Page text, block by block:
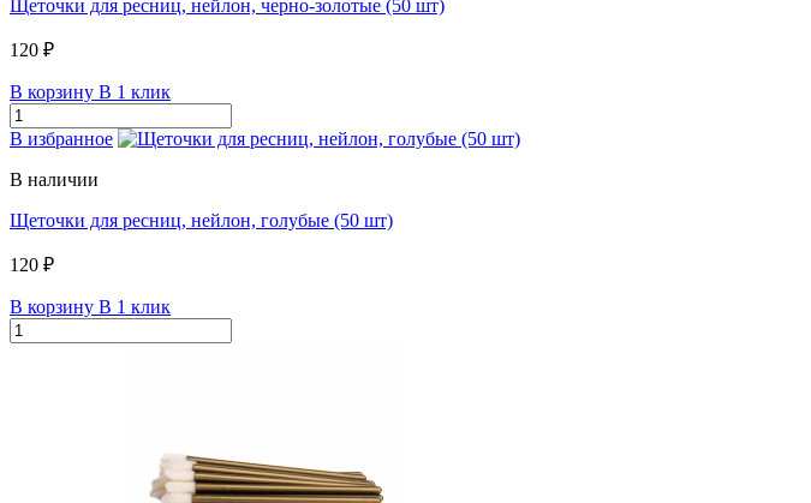
Щеточки для ресниц, нейлон, черно-золотые (50 шт)
120 ₽
В корзину В 1 клик
В избранное
В наличии
Щеточки для ресниц, нейлон, голубые (50 шт)
120 ₽
В корзину В 1 клик